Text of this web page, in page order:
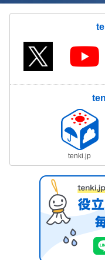
tenki.jp